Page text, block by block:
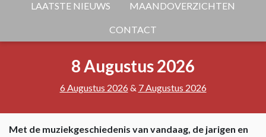
LAATSTE NIEUWS MAANDOVERZICHTEN
CONTACT
8 Augustus 2026
6 Augustus 2026 & 7 Augustus 2026
Met de muziekgeschiedenis van vandaag, de jarigen en